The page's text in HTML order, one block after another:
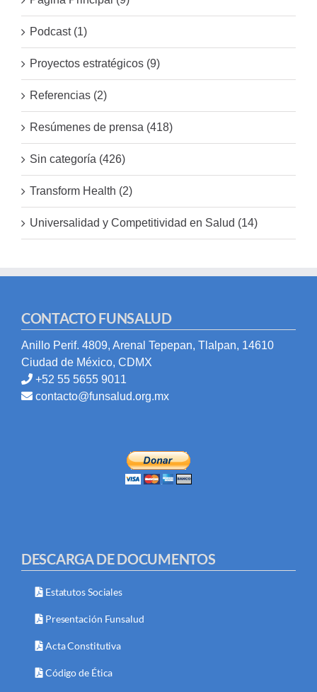
Podcast (1)
Proyectos estratégicos (9)
Referencias (2)
Resúmenes de prensa (418)
Sin categoría (426)
Transform Health (2)
Universalidad y Competitividad en Salud (14)
CONTACTO FUNSALUD
Anillo Perif. 4809, Arenal Tepepan, Tlalpan, 14610
Ciudad de México, CDMX
+52 55 5655 9011
contacto@funsalud.org.mx
DESCARGA DE DOCUMENTOS
Estatutos Sociales
Presentación Funsalud
Acta Constitutiva
Código de Ética